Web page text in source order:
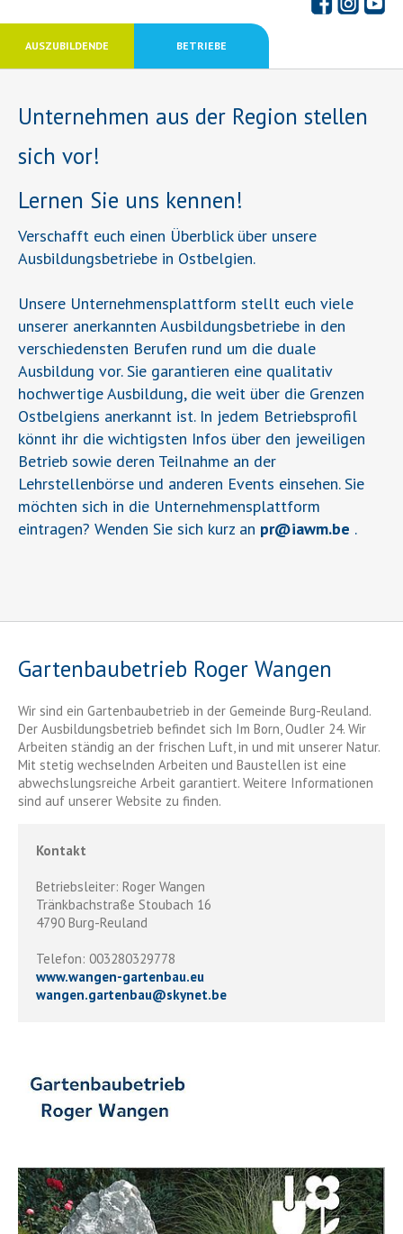
AUSZUBILDENDE BETRIEBE
Unternehmen aus der Region stellen
sich vor!
Lernen Sie uns kennen!
Verschafft euch einen Überblick über unsere
Ausbildungsbetriebe in Ostbelgien.
Unsere Unternehmensplattform stellt euch viele
unserer anerkannten Ausbildungsbetriebe in den
verschiedensten Berufen rund um die duale
Ausbildung vor. Sie garantieren eine qualitativ
hochwertige Ausbildung, die weit über die Grenzen
Ostbelgiens anerkannt ist. In jedem Betriebsprofil
könnt ihr die wichtigsten Infos über den jeweiligen
Betrieb sowie deren Teilnahme an der
Lehrstellenbörse und anderen Events einsehen. Sie
möchten sich in die Unternehmensplattform
eintragen? Wenden Sie sich kurz an pr@iawm.be .
Gartenbaubetrieb Roger Wangen
Wir sind ein Gartenbaubetrieb in der Gemeinde Burg-Reuland.
Der Ausbildungsbetrieb befindet sich Im Born, Oudler 24. Wir
Arbeiten ständig an der frischen Luft, in und mit unserer Natur.
Mit stetig wechselnden Arbeiten und Baustellen ist eine
abwechslungsreiche Arbeit garantiert. Weitere Informationen
sind auf unserer Website zu finden.
Kontakt
Betriebsleiter: Roger Wangen
Tränkbachstraße Stoubach 16
4790 Burg-Reuland
Telefon: 003280329778
www.wangen-gartenbau.eu
wangen.gartenbau@skynet.be